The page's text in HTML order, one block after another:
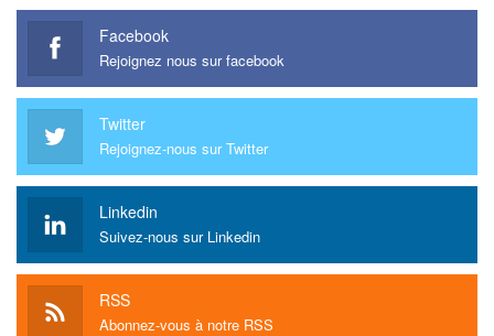
Facebook
Rejoignez nous sur facebook
Twitter
Rejoignez-nous sur Twitter
Linkedin
Suivez-nous sur Linkedin
RSS
Abonnez-vous à notre RSS